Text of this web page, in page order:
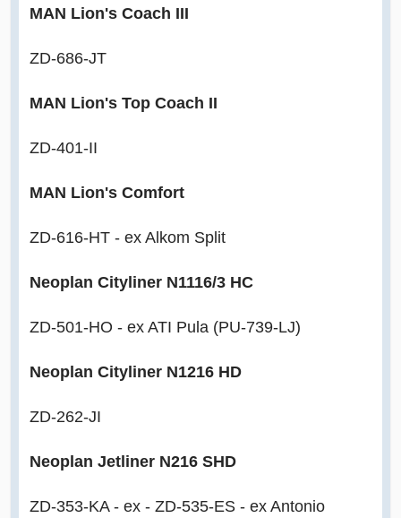
MAN Lion's Coach III
ZD-686-JT
MAN Lion's Top Coach II
ZD-401-II
MAN Lion's Comfort
ZD-616-HT - ex Alkom Split
Neoplan Cityliner N1116/3 HC
ZD-501-HO - ex ATI Pula (PU-739-LJ)
Neoplan Cityliner N1216 HD
ZD-262-JI
Neoplan Jetliner N216 SHD
ZD-353-KA - ex - ZD-535-ES - ex Antonio